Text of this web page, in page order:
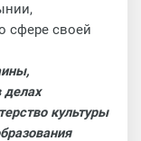
сфере своей
делах
культуры